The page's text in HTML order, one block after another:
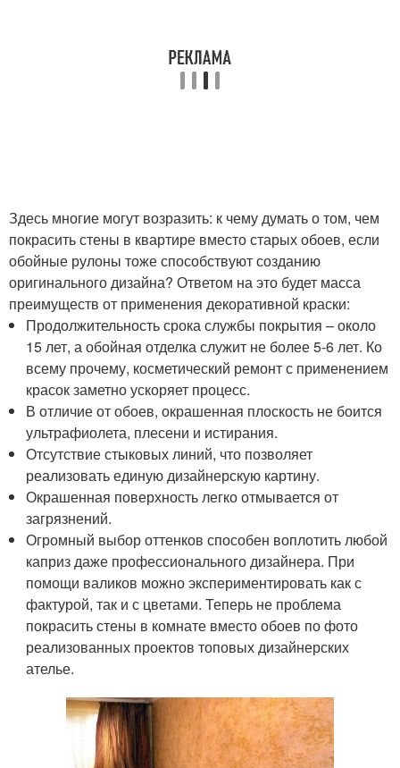
Здесь многие могут возразить: к чему думать о том, чем
покрасить стены в квартире вместо старых обоев, если
обойные рулоны тоже способствуют созданию
оригинального дизайна? Ответом на это будет масса
преимуществ от применения декоративной краски:
Продолжительность срока службы покрытия – около
15 лет, а обойная отделка служит не более 5-6 лет. Ко
всему прочему, косметический ремонт с применением
красок заметно ускоряет процесс.
В отличие от обоев, окрашенная плоскость не боится
ультрафиолета, плесени и истирания.
Отсутствие стыковых линий, что позволяет
реализовать единую дизайнерскую картину.
Окрашенная поверхность легко отмывается от
загрязнений.
Огромный выбор оттенков способен воплотить любой
каприз даже профессионального дизайнера. При
помощи валиков можно экспериментировать как с
фактурой, так и с цветами. Теперь не проблема
покрасить стены в комнате вместо обоев по фото
реализованных проектов топовых дизайнерских
ателье.